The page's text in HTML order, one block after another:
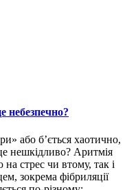
небезпечно?
або б’ється хаотично,
нешкідливо? Аритмія
стрес чи втому, так і
зокрема фібриляції